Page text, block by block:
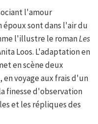
l'amour
sont dans l'air du
l'illustre le romanLes
Loos. L'adaptation en
en scène deux
en voyage aux frais d'un
finesse d'observation
et les répliques des